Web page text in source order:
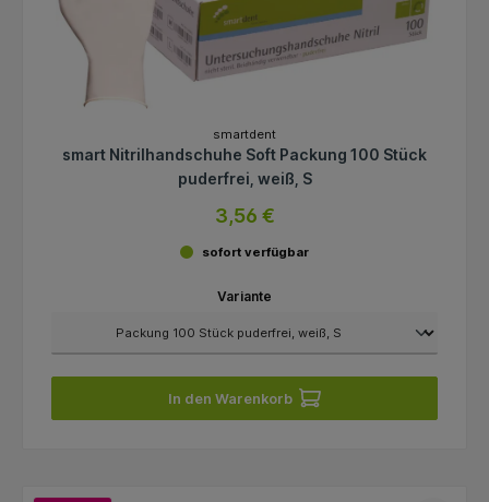
smartdent
smart Nitrilhandschuhe Soft Packung 100 Stück
puderfrei, weiß, S
3,56 €
sofort verfügbar
Variante
In den Warenkorb